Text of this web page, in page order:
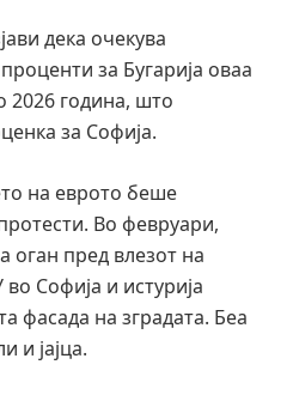
дека очекува
за Бугарија оваа
2026 година, што
за Софија.
на еврото беше
Во февруари,
оган пред влезот на
Софија и истурија
фасада на зградата. Беа
и јајца.